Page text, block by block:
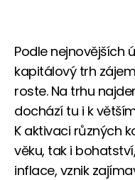
Podle nejnovějších
kapitálový trh
roste. Na trhu
dochází tu i k
K aktivaci různých
věku, tak i
inflace, vznik